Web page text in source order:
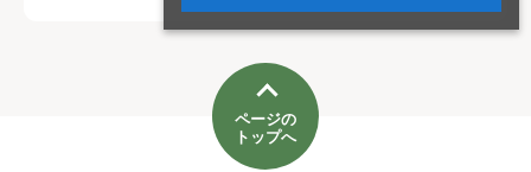
ページの
トップへ